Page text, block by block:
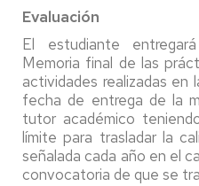
Evaluación
El estudiante
Memoria final de las
actividades realizadas en
fecha de entrega de la
tutor académico
límite para trasladar la
señalada cada año en el
convocatoria de que se